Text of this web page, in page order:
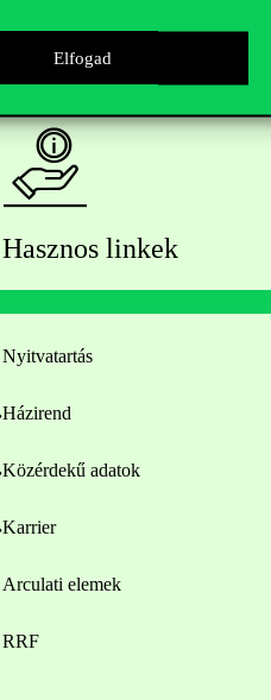
Elfogad
Hasznos linkek
Nyitvatartás
Házirend
Közérdekű adatok
Karrier
Arculati elemek
RRF